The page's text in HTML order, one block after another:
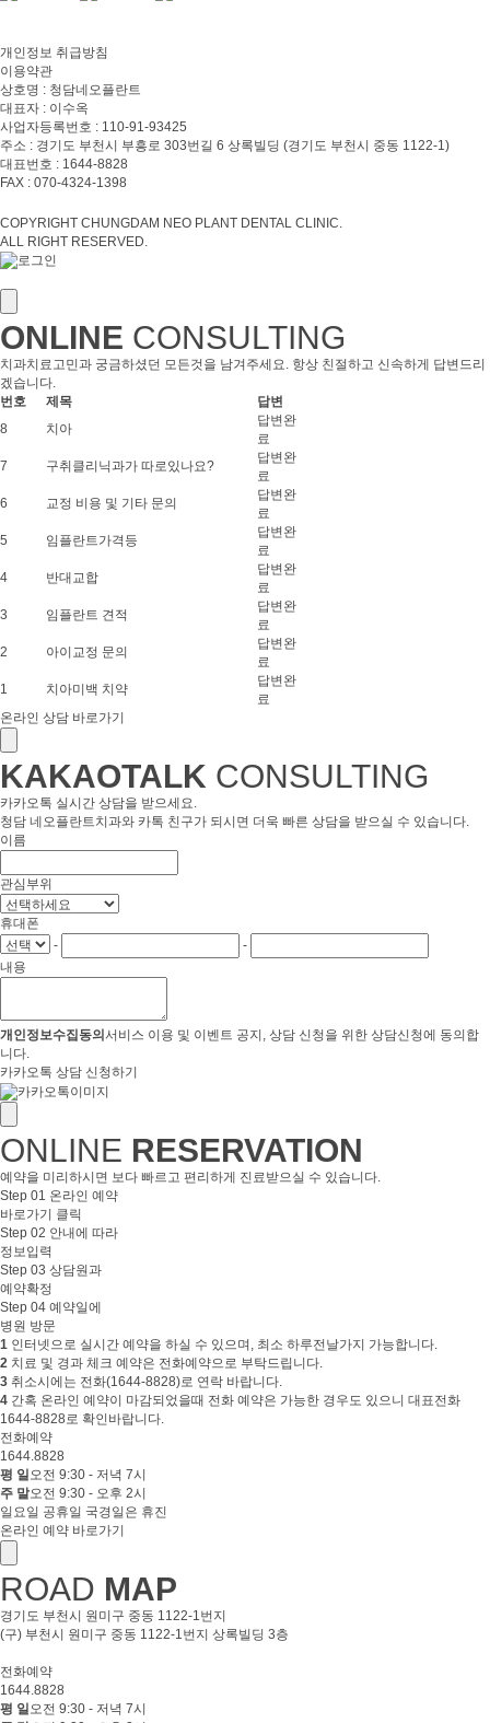
개인정보 취급방침
이용약관
상호명 : 청담네오플란트
대표자 : 이수옥
사업자등록번호 : 110-91-93425
주소 : 경기도 부천시 부흥로 303번길 6 상록빌딩 (경기도 부천시 중동 1122-1)
대표번호 : 1644-8828
FAX : 070-4324-1398
COPYRIGHT CHUNGDAM NEO PLANT DENTAL CLINIC.
ALL RIGHT RESERVED.
ONLINE CONSULTING
치과치료고민과 궁금하셨던 모든것을 남겨주세요. 항상 친절하고 신속하게 답변드리
겠습니다.
번호
제목
답변
8
치아
답변완
료
7
구취클리닉과가 따로있나요?
답변완
료
6
교정 비용 및 기타 문의
답변완
료
5
임플란트가격등
답변완
료
4
반대교합
답변완
료
3
임플란트 견적
답변완
료
2
아이교정 문의
답변완
료
1
치아미백 치약
답변완
료
온라인 상담 바로가기
KAKAOTALK CONSULTING
카카오톡 실시간 상담을 받으세요.
청담 네오플란트치과와 카톡 친구가 되시면 더욱 빠른 상담을 받으실 수 있습니다.
이름
관심부위
휴대폰
-
-
내용
개인정보수집동의 서비스 이용 및 이벤트 공지, 상담 신청을 위한 상담신청에 동의합
니다.
카카오톡 상담 신청하기
ONLINE RESERVATION
예약을 미리하시면 보다 빠르고 편리하게 진료받으실 수 있습니다.
Step 01 온라인 예약
바로가기 클릭
Step 02 안내에 따라
정보입력
Step 03 상담원과
예약확정
Step 04 예약일에
병원 방문
1 인터넷으로 실시간 예약을 하실 수 있으며, 최소 하루전날가지 가능합니다.
2 치료 및 경과 체크 예약은 전화예약으로 부탁드립니다.
3 취소시에는 전화(1644-8828)로 연락 바랍니다.
4 간혹 온라인 예약이 마감되었을때 전화 예약은 가능한 경우도 있으니 대표전화
1644-8828로 확인바랍니다.
전화예약
1644.8828
평 일 오전 9:30 - 저녁 7시
주 말오전 9:30 - 오후 2시
일요일 공휴일 국경일은 휴진
온라인 예약 바로가기
ROAD MAP
경기도 부천시 원미구 중동 1122-1번지
(구) 부천시 원미구 중동 1122-1번지 상록빌딩 3층
전화예약
1644.8828
평 일 오전 9:30 - 저녁 7시